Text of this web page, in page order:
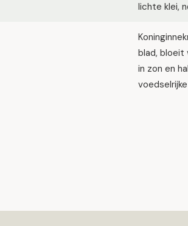
lichte klei,
blad, bloeit
in zon en